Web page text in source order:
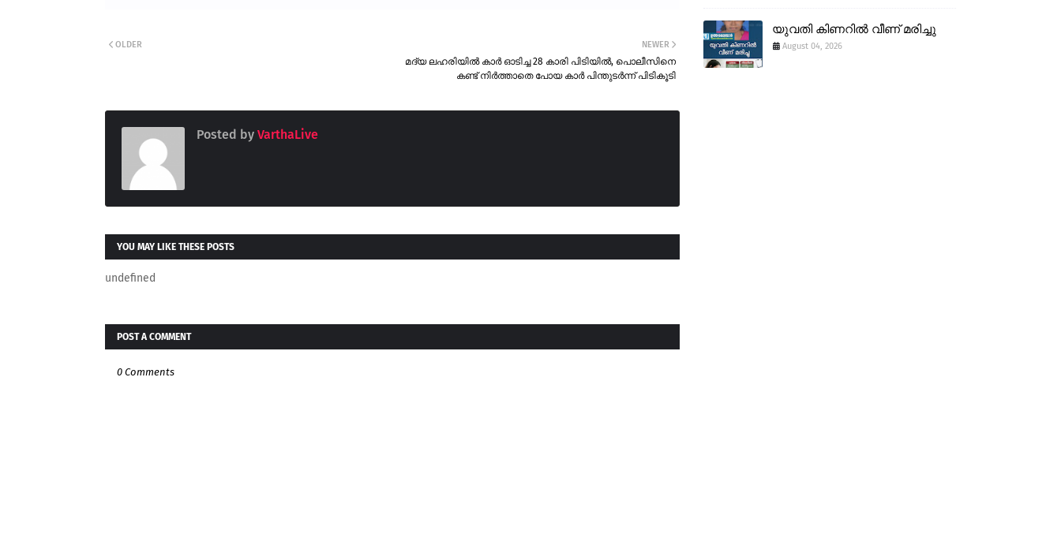
NEWER
മദ്യ ലഹരിയിൽ കാർ ഓടിച്ച 28 കാരി പിടിയിൽ, പൊലീസിനെ
കണ്ട് നിർത്താതെ പോയ കാർ പിന്തുടർന്ന് പിടികൂടി
OLDER
Posted by VarthaLive
YOU MAY LIKE THESE POSTS
undefined
POST A COMMENT
0 Comments
യുവതി കിണറിൽ വീണ് മരിച്ചു
August 04, 2026